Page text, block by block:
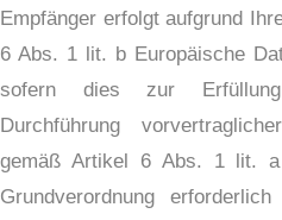
Empfänger erfolgt aufgrund
6 Abs. 1 lit. b Europäische
sofern dies zur
Durchführung
gemäß Artikel 6 Abs. 1 lit. a
Grundverordnung